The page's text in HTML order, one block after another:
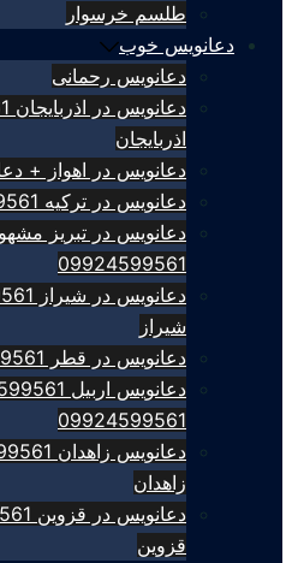
طلسم خرسوار
دعانویس خوب
دعانویس رحمانی
اذربایجان
دعانویس در اهواز + دعانویس
دعانویس در ترکیه 09924599561 + دعانویس ترکیه
دعانویس در تبریز
09924599561
شیراز
دعانویس در قطر 09924599561 + دعانویس قطر
09924599561
زاهدان
قزوین